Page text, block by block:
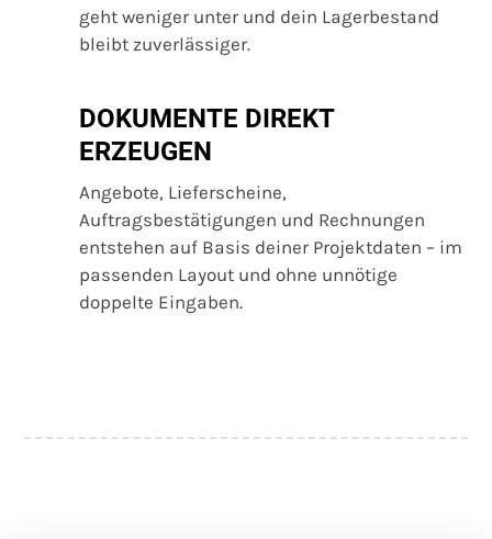
geht weniger unter und dein Lagerbestand
bleibt zuverlässiger.
DOKUMENTE DIREKT
ERZEUGEN
Angebote, Lieferscheine,
Auftragsbestätigungen und Rechnungen
entstehen auf Basis deiner Projektdaten – im
passenden Layout und ohne unnötige
doppelte Eingaben.